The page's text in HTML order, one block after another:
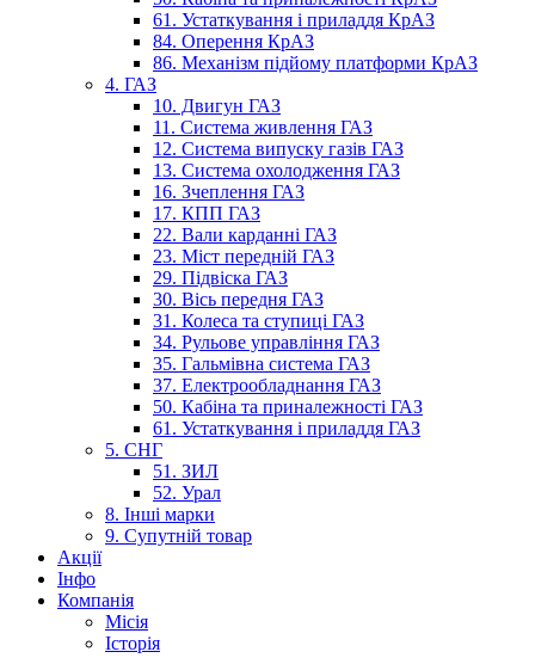
61. Устаткування і приладдя КрАЗ
84. Оперення КрАЗ
86. Механізм підйому платформи КрАЗ
4. ГАЗ
10. Двигун ГАЗ
11. Система живлення ГАЗ
12. Система випуску газів ГАЗ
13. Система охолодження ГАЗ
16. Зчеплення ГАЗ
17. КПП ГАЗ
22. Вали карданні ГАЗ
23. Міст передній ГАЗ
29. Підвіска ГАЗ
30. Вісь передня ГАЗ
31. Колеса та ступиці ГАЗ
34. Рульове управління ГАЗ
35. Гальмівна система ГАЗ
37. Електрообладнання ГАЗ
50. Кабіна та приналежності ГАЗ
61. Устаткування і приладдя ГАЗ
5. СНГ
51. ЗИЛ
52. Урал
8. Інші марки
9. Супутній товар
Акції
Інфо
Компанія
Місія
Історія